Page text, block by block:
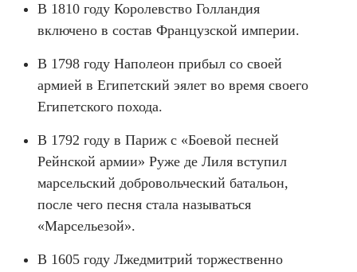
В 1810 году Королевство Голландия
включено в состав Французской империи.
В 1798 году Наполеон прибыл со своей
армией в Египетский эялет во время своего
Египетского похода.
В 1792 году в Париж с «Боевой песней
Рейнской армии» Руже де Лиля вступил
марсельский добровольческий батальон,
после чего песня стала называться
«Марсельезой».
В 1605 году Лжедмитрий торжественно